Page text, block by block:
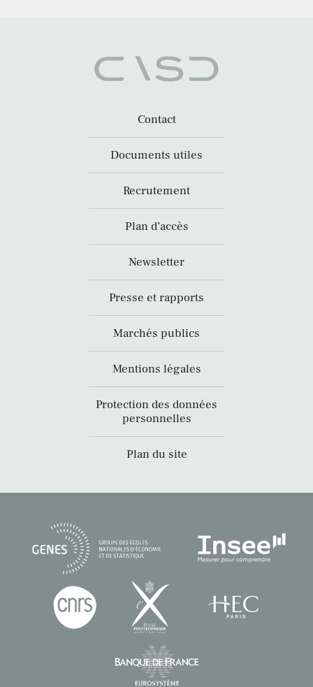
Contact
Documents utiles
Recrutement
Plan d’accès
Newsletter
Presse et rapports
Marchés publics
Mentions légales
Protection des données
personnelles
Plan du site